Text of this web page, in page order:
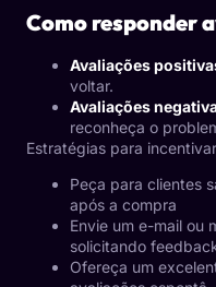
Como responder
Avaliações
voltar.
Avaliações
reconheça o
Estratégias para
Peça para clientes
após a compra
Envie um e-mail ou
solicitando
Ofereça um